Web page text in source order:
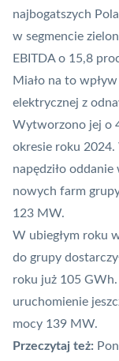
najbogatszych
w segmencie
EBITDA o 15,8
Miało na to
elektrycznej z
Wytworzono jej o
okresie roku
napędziło
nowych farm
123 MW.
W ubiegłym roku
do grupy
roku już 105
uruchomienie
mocy 139 MW.
Przeczytaj też: